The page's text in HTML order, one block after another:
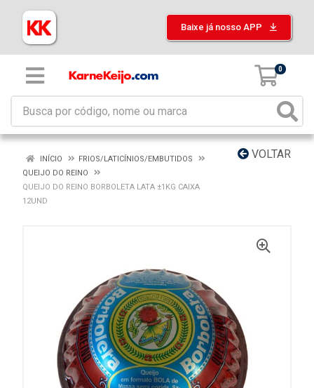
Baixe já nosso APP
0
VOLTAR
INÍCIO
FRIOS/LATICÍNIOS/EMBUTIDOS
QUEIJO DO REINO
QUEIJO DO REINO BORBOLETA LATA ±1KG CAIXA
12UND